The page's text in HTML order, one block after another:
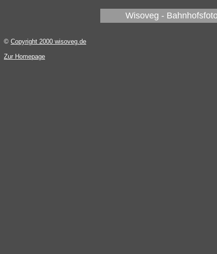
Wisoveg -
© Copyright 2000 wisoveg.de
Zur Homepage